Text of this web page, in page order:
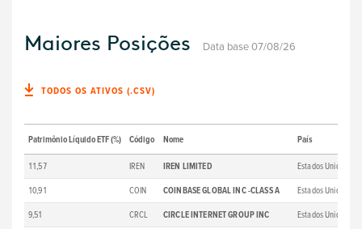
Maiores Posições Data base 07/08/26
TODOS OS ATIVOS (.CSV)
Patrimônio Líquido ETF (%) Código Nome País
11,57 IREN IREN LIMITED Estados Unidos
10,91 COIN COINBASE GLOBAL INC -CLASS A Estados Unidos
9,51 CRCL CIRCLE INTERNET GROUP INC Estados Unidos